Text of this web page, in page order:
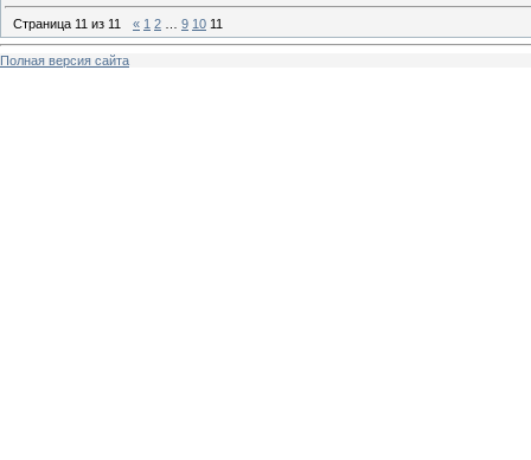
Страница 11 из 11 « 1 2 9 10 11
Полная версия сайта